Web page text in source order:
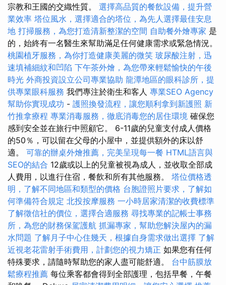
宗教和王國的交織性質。 選擇高品質的餐飲設備，提升營
業效率 塔位風水，選擇適合的塔位，為先人選擇最佳安息
地 打掃服務，為您打造清新整潔的空間 自助餐外燴專家 是
的，始終有一名醫生來幫助滿足任何健康需求或緊急情況。
桃園植牙服務，為你打造健康美麗的微笑 玻尿酸注射，迅
速填補細紋和凹陷 下午茶外燴，為您帶來輕鬆愉快的午後
時光 外商投資設立公司專業協助 龍潭地區的眼科診所，提
供專業眼科服務 我們專注於衛生和客人 專業SEO Agency
幫助你實現成功 - 護照換發流程，讓您順利拿到新護照 新
竹推拿療程 專業消毒服務，徹底消毒您的居住環境 確保您
感到安全並在旅行中照顧它。 6-11歲的兒童支付成人價格
的50％，可以留在父母的小屋中，並提供額外的床以舒
適。 可靠的辦桌外燴推薦，完美呈現每一餐 HTML語言與
SEO的結合 12歲或以上的兒童被視為成人，並收取全部成
人費用，以進行住宿，餐飲和所有其他服務。 塔位價格透
明，了解不同地區和類型的價格 台胞證照片要求，了解如
何準備符合規定 北投按摩服務 一小時居家清潔的收費標準
了解徵信社的價位，選擇合適服務 尋找專業的記帳士事務
所，為您的財務保駕護航 抓漏專家，幫助您解決屋內的漏
水問題 了解月子中心住幾天，根據自身需求做出選擇 了解
近視老花雷射手術費用，計劃您的視力矯正 如果您有任何
特殊要求，請隨時幫助您的家人盡可能舒適。 台中筋膜放
鬆療程推薦 每位乘客都會得到全部護理，包括早餐，午餐